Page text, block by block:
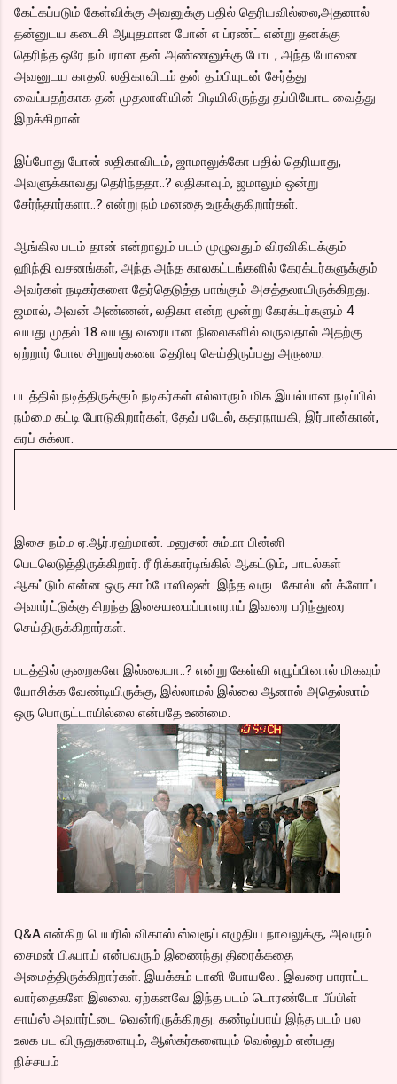
கேட்கப்படும் கேள்விக்கு அவனுக்கு பதில் தெரியவில்லை,அதனால்
தன்னுடய கடைசி ஆயுதமான போன் எ ப்ரண்ட் என்று தனக்கு
தெரிந்த ஒரே நம்பரான தன் அண்ணனுக்கு போட, அந்த போனை
அவனுடய காதலி லதிகாவிடம் தன் தம்பியுடன் சேர்த்து
வைப்பதற்காக தன் முதலாளியின் பிடியிலிருந்து தப்பியோட வைத்து
இறக்கிறான்.
இப்போது போன் லதிகாவிடம், ஜாமாலுக்கோ பதில் தெரியாது,
அவளுக்காவது தெரிந்ததா..? லதிகாவும், ஜமாலும் ஒன்று
சேர்ந்தார்களா..? என்று நம் மனதை உருக்குகிறார்கள்.
ஆங்கில படம் தான் என்றாலும் படம் முழுவதும் விரவிகிடக்கும்
ஹிந்தி வசனங்கள், அந்த அந்த காலகட்டங்களில் கேரக்டர்களுக்கும்
அவர்கள் நடிகர்களை தேர்தெடுத்த பாங்கும் அசத்தலாயிருக்கிறது.
ஜமால், அவன் அண்ணன், லதிகா என்ற மூன்று கேரக்டர்களும் 4
வயது முதல் 18 வயது வரையான நிலைகளில் வருவதால் அதற்கு
ஏற்றார் போல சிறுவர்களை தெரிவு செய்திருப்பது அருமை.
படத்தில் நடித்திருக்கும் நடிகர்கள் எல்லாரும் மிக இயல்பான நடிப்பில்
நம்மை கட்டி போடுகிறார்கள், தேவ் படேல், கதாநாயகி, இர்பான்கான்,
சுரப் சுக்லா.
இசை நம்ம ஏ.ஆர்.ரஹ்மான். மனுசன் சும்மா பின்னி
பெடலெடுத்திருக்கிறார். ரீ ரிக்கார்டிங்கில் ஆகட்டும், பாடல்கள்
ஆகட்டும் என்ன ஒரு காம்போஸிஷன். இந்த வருட கோல்டன் க்ளோப்
அவார்ட்டுக்கு சிறந்த இசையமைப்பாளராய் இவரை பரிந்துரை
செய்திருக்கிறார்கள்.
படத்தில் குறைகளே இல்லையா..? என்று கேள்வி எழுப்பினால் மிகவும்
யோசிக்க வேண்டியிருக்கு, இல்லாமல் இல்லை ஆனால் அதெல்லாம்
ஒரு பொருட்டாயில்லை என்பதே உண்மை.
Q&A என்கிற பெயரில் விகாஸ் ஸ்வரூப் எழுதிய நாவலுக்கு, அவரும்
சைமன் பிஃபாய் என்பவரும் இணைந்து திரைக்கதை
அமைத்திருக்கிறார்கள். இயக்கம் டானி போயலே.. இவரை பாராட்ட
வார்தைகளே இலலை. ஏற்கனவே இந்த படம் டொரண்டோ பீப்பிள்
சாய்ஸ் அவார்ட்டை வென்றிருக்கிறது. கண்டிப்பாய் இந்த படம் பல
உலக பட விருதுகளையும், ஆஸ்கர்களையும் வெல்லும் என்பது
நிச்சயம்